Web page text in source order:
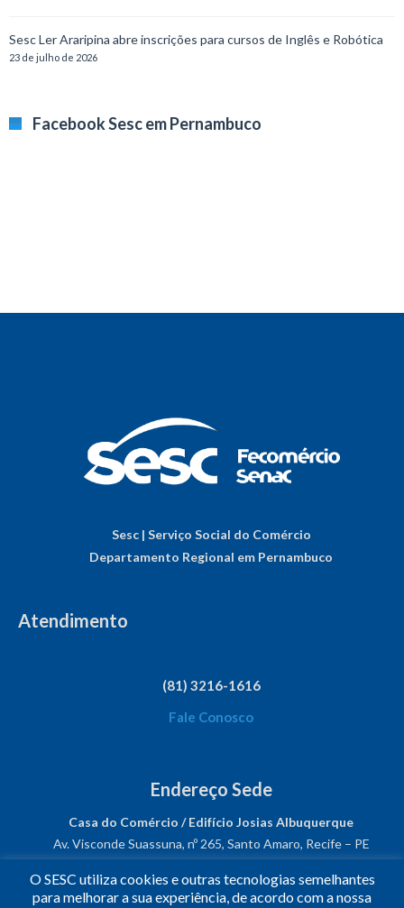
Sesc Ler Araripina abre inscrições para cursos de Inglês e Robótica
23 de julho de 2026
Facebook Sesc em Pernambuco
Sesc | Serviço Social do Comércio
Departamento Regional em Pernambuco
Atendimento
(81) 3216-1616
Fale Conosco
Endereço Sede
Casa do Comércio / Edifício Josias Albuquerque
Av. Visconde Suassuna, nº 265, Santo Amaro, Recife – PE
CNPJ: 03.482.931/0001-61
O SESC utiliza cookies e outras tecnologias semelhantes
para melhorar a sua experiência, de acordo com a nossa